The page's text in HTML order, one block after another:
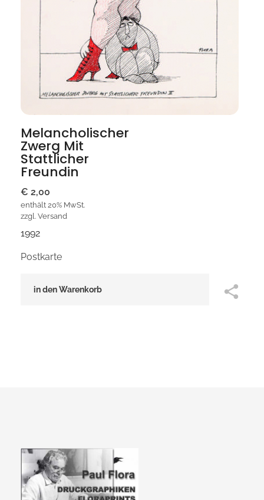
Melancholischer
Zwerg Mit
Stattlicher
Freundin
€ 2,00
enthält 20% MwSt.
zzgl. Versand
1992
Postkarte
in den Warenkorb